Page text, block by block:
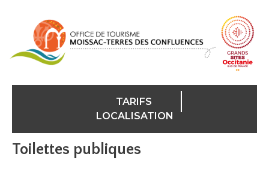
TARIFS
LOCALISATION
Toilettes publiques